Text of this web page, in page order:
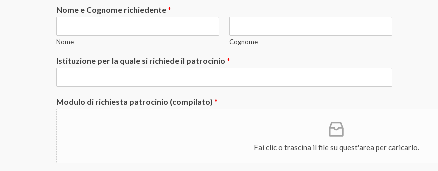
Nome e Cognome richiedente*
Nome Cognome
Istituzione per la quale si richiede il patrocinio *
Modulo di richiesta patrocinio (compilato) *
Fai clic o trascina il file su quest'area per caricarlo.